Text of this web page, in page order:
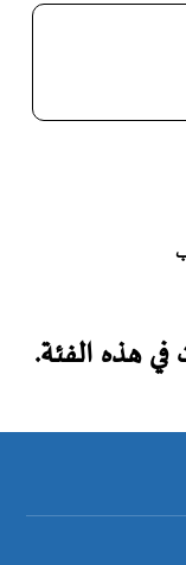
هذه الفئة.